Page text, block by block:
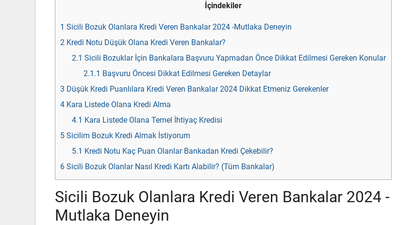
İçindekiler
1 Sicili Bozuk Olanlara Kredi Veren Bankalar 2024 -Mutlaka Deneyin
2 Kredi Notu Düşük Olana Kredi Veren Bankalar?
2.1 Sicili Bozuklar İçin Bankalara Başvuru Yapmadan Önce Dikkat Edilmesi Gereken Konular
2.1.1 Başvuru Öncesi Dikkat Edilmesi Gereken Detaylar
3 Düşük Kredi Puanlılara Kredi Veren Bankalar 2024 Dikkat Etmeniz Gerekenler
4 Kara Listede Olana Kredi Alma
4.1 Kara Listede Olana Temel İhtiyaç Kredisi
5 Sicilim Bozuk Kredi Almak İstiyorum
5.1 Kredi Notu Kaç Puan Olanlar Bankadan Kredi Çekebilir?
6 Sicili Bozuk Olanlar Nasıl Kredi Kartı Alabilir? (Tüm Bankalar)
Sicili Bozuk Olanlara Kredi Veren Bankalar 2024 -
Mutlaka Deneyin